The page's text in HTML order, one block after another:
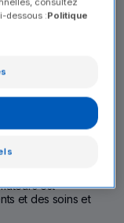
est
et des soins et
dessous :Politique